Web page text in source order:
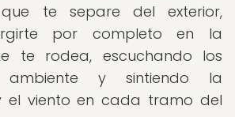
te separe del exterior,
por completo en la
te rodea, escuchando los
y sintiendo la
el viento en cada tramo del